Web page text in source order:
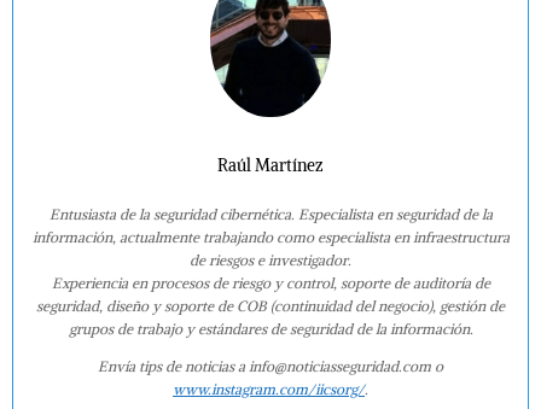
Raúl Martínez
Entusiasta de la seguridad cibernética. Especialista en seguridad de la
información, actualmente trabajando como especialista en infraestructura
de riesgos e investigador.
Experiencia en procesos de riesgo y control, soporte de auditoría de
seguridad, diseño y soporte de COB (continuidad del negocio), gestión de
grupos de trabajo y estándares de seguridad de la información.
Envía tips de noticias a info@noticiasseguridad.com o
www.instagram.com/iicsorg/.